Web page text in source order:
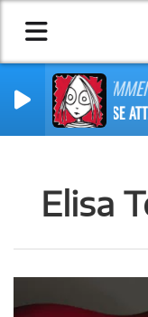
LOUISE
Elisa